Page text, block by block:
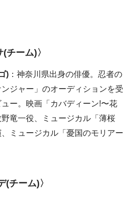
チーム)〉
) ：神奈川県出身の俳優。忍者の
ジャー」のオーディションを受
ー。映画「カバディーン!〜花
竜一役、ミュージカル「薄桜
ミュージカル「憂国のモリアー
(チーム)〉